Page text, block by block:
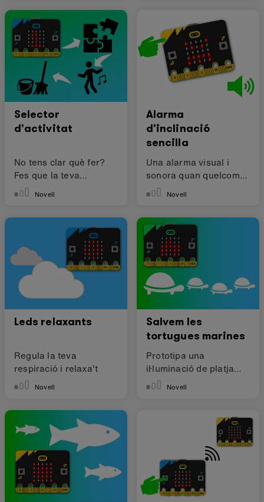
Selector
d'activitat
No tens clar què fer?
Fes que la teva
micro:bit decideixi!
Novell
Alarma
d'inclinació
sencilla
Una alarma visual i
sonora quan quelcom
és recollit
Novell
Leds relaxants
Regula la teva
respiració i relaxa't
Novell
Salvem les
tortugues marines
Prototipa una
il·luminació de platja
segura per a tortugues
Novell